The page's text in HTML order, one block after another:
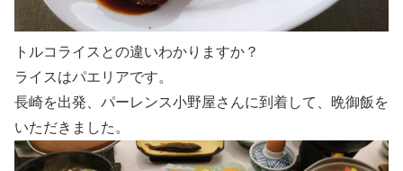
トルコライスとの違いわかりますか？
ライスはパエリアです。
長崎を出発、パーレンス小野屋さんに到着して、晩御飯を
いただきました。